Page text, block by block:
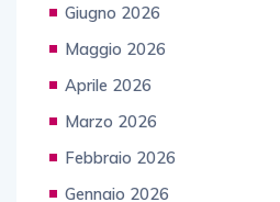
Giugno 2026
Maggio 2026
Aprile 2026
Marzo 2026
Febbraio 2026
Gennaio 2026